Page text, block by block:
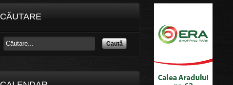
CĂUTARE
Caută